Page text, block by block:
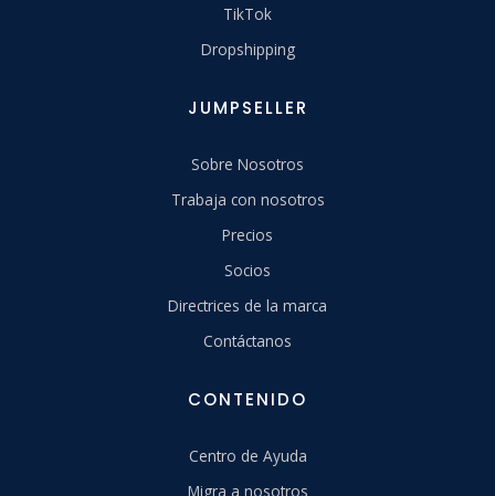
TikTok
Dropshipping
JUMPSELLER
Sobre Nosotros
Trabaja con nosotros
Precios
Socios
Directrices de la marca
Contáctanos
CONTENIDO
Centro de Ayuda
Migra a nosotros